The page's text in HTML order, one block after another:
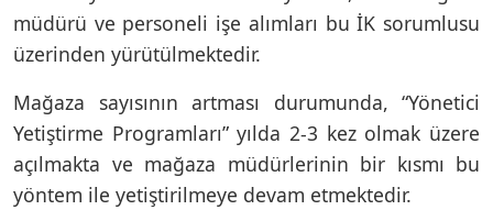
müdürü ve personeli işe alımları bu İK sorumlusu
üzerinden yürütülmektedir.
Mağaza sayısının artması durumunda, “Yönetici
Yetiştirme Programları” yılda 2-3 kez olmak üzere
açılmakta ve mağaza müdürlerinin bir kısmı bu
yöntem ile yetiştirilmeye devam etmektedir.